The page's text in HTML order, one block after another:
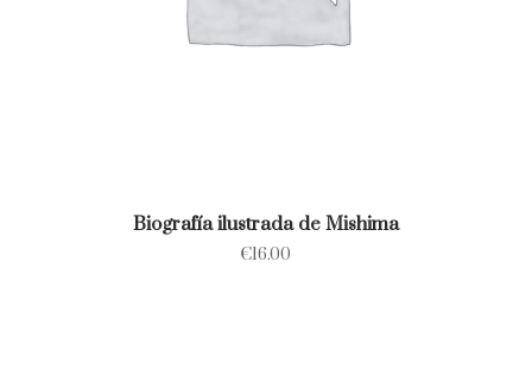
Biografía ilustrada de Mishima
€16.00